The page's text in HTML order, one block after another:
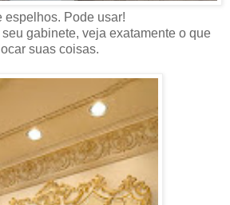
espelhos. Pode usar!
gabinete, veja exatamente o que
suas coisas.